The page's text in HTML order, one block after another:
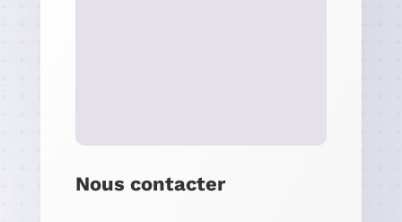
Nous contacter